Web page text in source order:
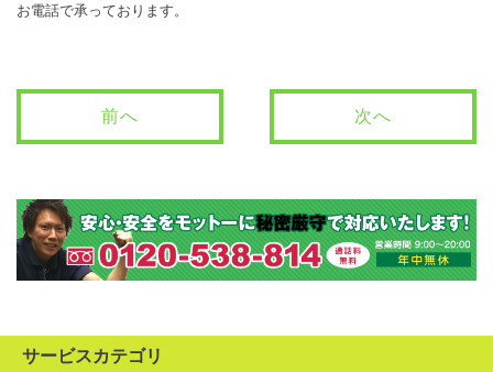
お電話で承っております。
前へ 次へ
サービスカテゴリ